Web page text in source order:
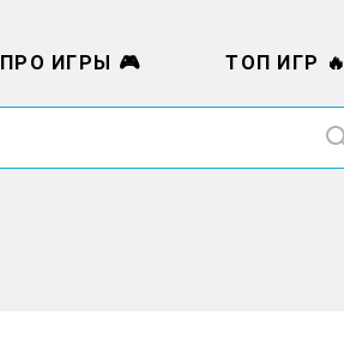
ПРО ИГРЫ 🎮 ТОП ИГР 🔥